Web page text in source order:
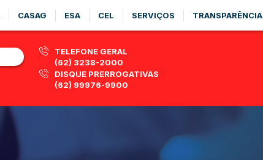
CASAG ESA CEL SERVIÇOS TRANSPARÊNCIA
TELEFONE GERAL
(62) 3238-2000
DISQUE PRERROGATIVAS
(62) 99976-9900